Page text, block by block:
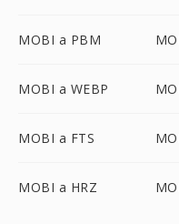
MOBI a PBM
MOBI a WEBP
MOBI a FTS
MOBI a HRZ